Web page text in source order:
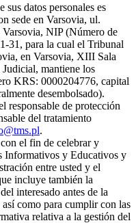
sus datos personales es
sede en Varsovia, ul.
NIP (Número de
31, para la cual el Tribunal
en Varsovia, XIII Sala
mantiene los
KRS: 0000204776, capital
desembolsado).
responsable de protección
del tratamiento
.
con el fin de celebrar y
Informativos y Educativos y
entre usted y el
incluye también la
interesado antes de la
como para cumplir con las
relativa a la gestión del